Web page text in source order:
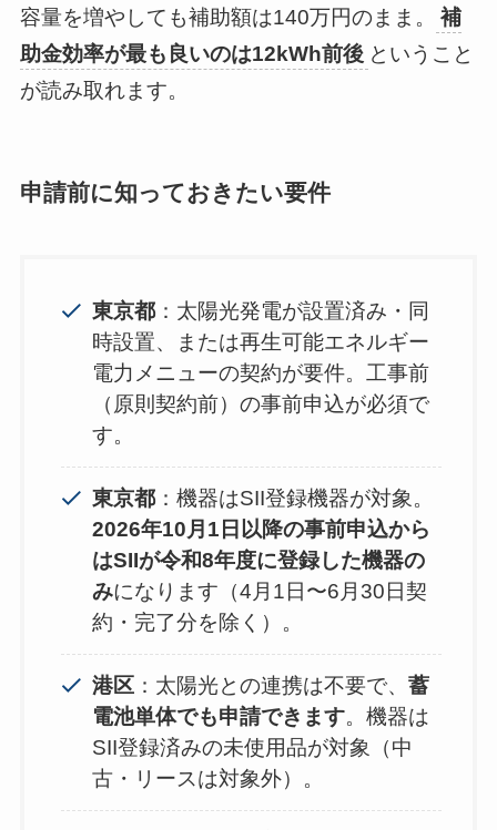
容量を増やしても補助額は140万円のまま。
補
助金効率が最も良いのは12kWh前後 ということ
が読み取れます。
申請前に知っておきたい要件
東京都 ：太陽光発電が設置済み・同
時設置、または再生可能エネルギー
電力メニューの契約が要件。工事前
（原則契約前）の事前申込が必須で
す。
東京都 ：機器はSII登録機器が対象。
2026年10月1日以降の事前申込から
はSIIが令和8年度に登録した機器の
みになります（4月1日〜6月30日契
約・完了分を除く）。
港区 ：太陽光との連携は不要で、蓄
電池単体でも申請できます。機器は
SII登録済みの未使用品が対象（中
古・リースは対象外）。